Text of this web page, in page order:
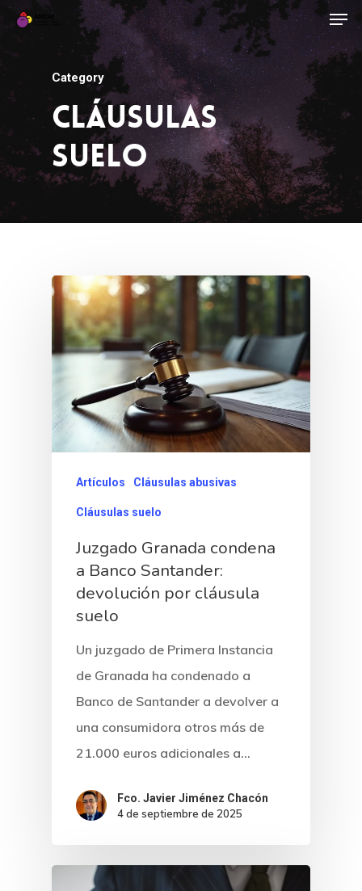
Category
Cláusulas
Suelo
Artículos Cláusulas abusivas
Cláusulas suelo
Juzgado Granada condena
a Banco Santander:
devolución por cláusula
suelo
Un juzgado de Primera Instancia
de Granada ha condenado a
Banco de Santander a devolver a
una consumidora otros más de
21.000 euros adicionales a…
Fco. Javier Jiménez Chacón
4 de septiembre de 2025